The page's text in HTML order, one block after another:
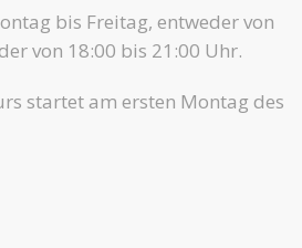
bis Freitag, entweder von
von 18:00 bis 21:00 Uhr.
startet am ersten Montag des